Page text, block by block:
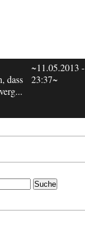
dass
~11.05.2013 -
23:37~